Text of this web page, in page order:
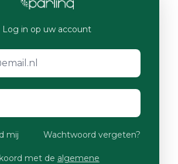
Log in op uw account
mij Wachtwoord vergeten?
met de algemene